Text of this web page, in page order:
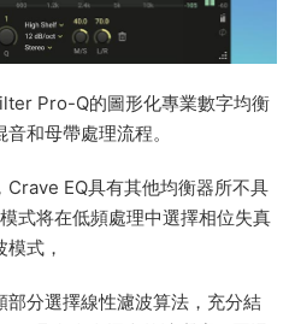
Pro-Q的圖形化專業數字均衡
和母帶處理流程。
EQ具有其他均衡器所不具
式将在低頻處理中選擇相位失真
式，
分選擇線性濾波算法，充分結